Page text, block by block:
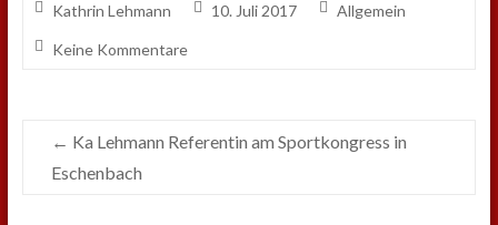
Kathrin Lehmann 10. Juli 2017 Allgemein
Keine Kommentare
← Ka Lehmann Referentin am Sportkongress in
Eschenbach